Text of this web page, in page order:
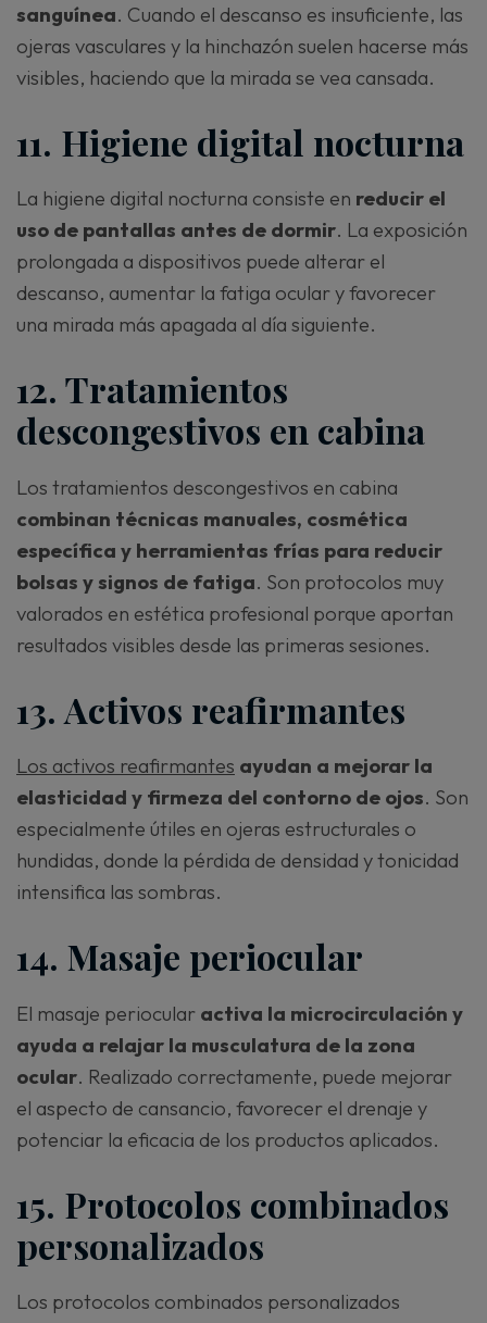
sanguínea. Cuando el descanso es insuficiente, las
ojeras vasculares y la hinchazón suelen hacerse más
visibles, haciendo que la mirada se vea cansada.
11. Higiene digital nocturna
La higiene digital nocturna consiste en reducir el
uso de pantallas antes de dormir. La exposición
prolongada a dispositivos puede alterar el
descanso, aumentar la fatiga ocular y favorecer
una mirada más apagada al día siguiente.
12. Tratamientos
descongestivos en cabina
Los tratamientos descongestivos en cabina
combinan técnicas manuales, cosmética
específica y herramientas frías para reducir
bolsas y signos de fatiga. Son protocolos muy
valorados en estética profesional porque aportan
resultados visibles desde las primeras sesiones.
13. Activos reafirmantes
Los activos reafirmantes ayudan a mejorar la
elasticidad y firmeza del contorno de ojos. Son
especialmente útiles en ojeras estructurales o
hundidas, donde la pérdida de densidad y tonicidad
intensifica las sombras.
14. Masaje periocular
El masaje periocular activa la microcirculación y
ayuda a relajar la musculatura de la zona
ocular. Realizado correctamente, puede mejorar
el aspecto de cansancio, favorecer el drenaje y
potenciar la eficacia de los productos aplicados.
15. Protocolos combinados
personalizados
Los protocolos combinados personalizados